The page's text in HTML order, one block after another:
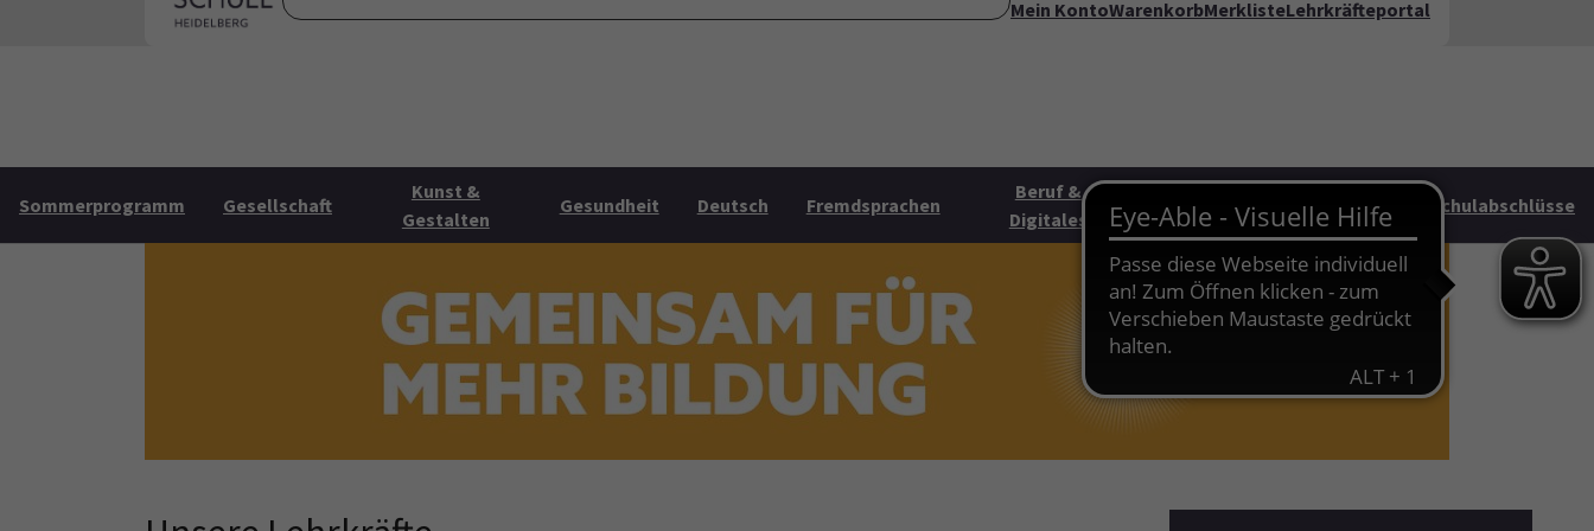
Startseite Über uns Mehr Angebote Öffnungszeiten Kontakt FAQ
Mein KontoWarenkorbMerklisteLehrkräfteportal
Sommerprogramm Gesellschaft
Kunst &
Gestalten
Gesundheit Deutsch Fremdsprachen
Beruf &
Digitales
Junge vhs &
Familie
HAG Schulabschlüsse